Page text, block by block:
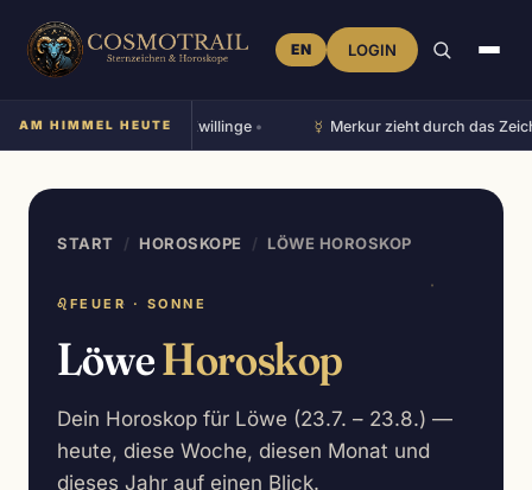
EN LOGIN
AM HIMMEL HEUTE
Mond steht im Zeichen Zwillinge• Merkur zieht durch das
START / HOROSKOPE / LÖWE HOROSKOP
♌ FEUER · SONNE
LöweHoroskop
Dein Horoskop für Löwe (23.7. – 23.8.) —
heute, diese Woche, diesen Monat und
dieses Jahr auf einen Blick.